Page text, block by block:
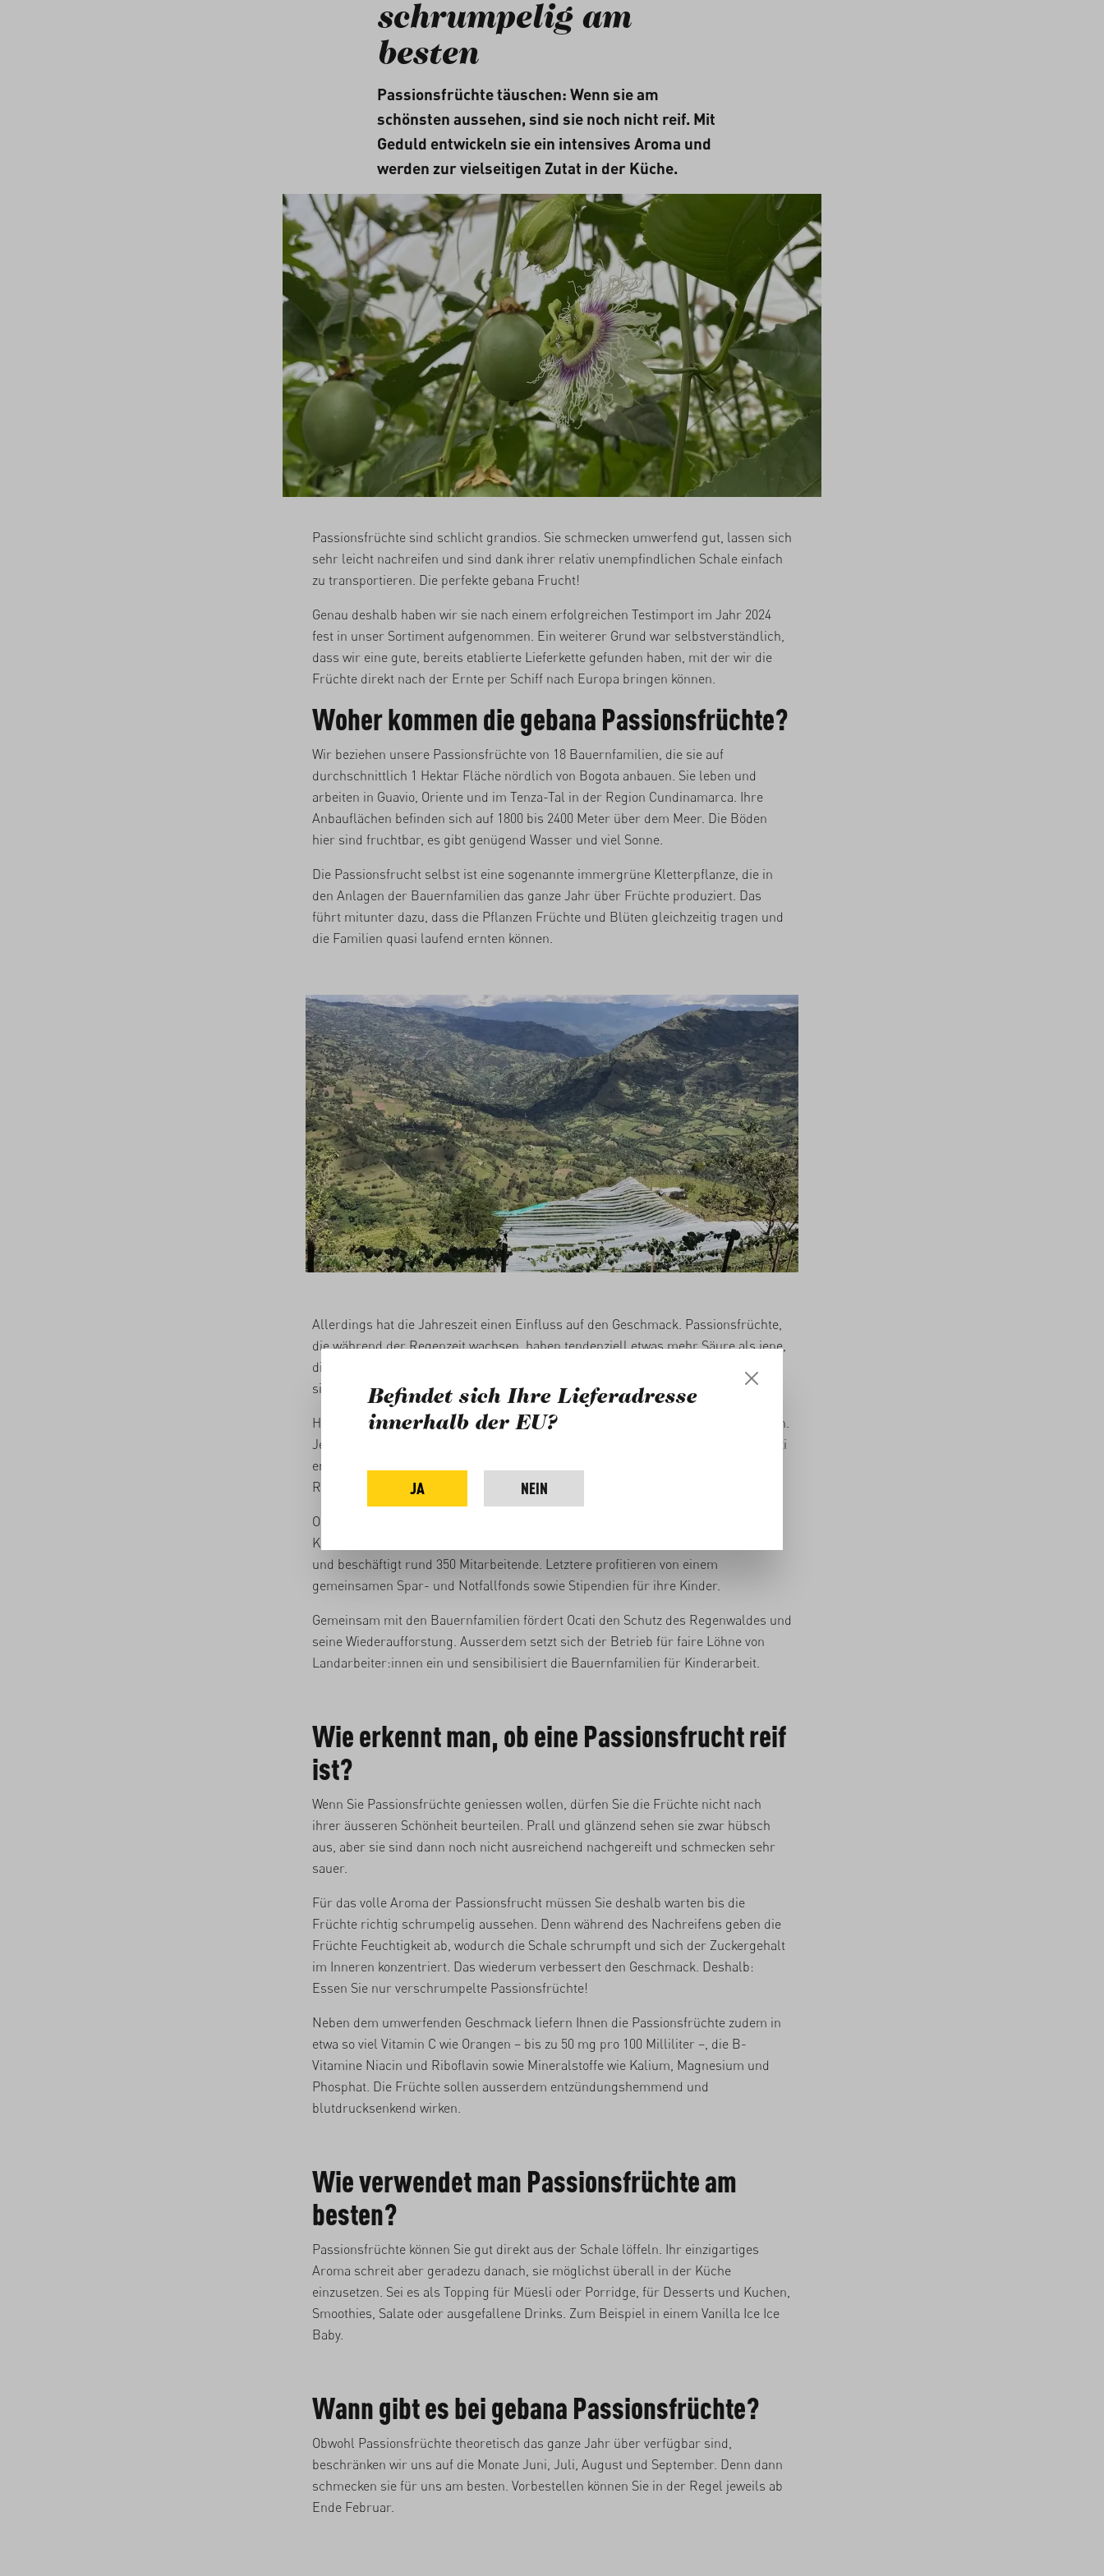
schrumpelig am
besten
Passionsfrüchte täuschen: Wenn sie am
schönsten aussehen, sind sie noch nicht reif. Mit
Geduld entwickeln sie ein intensives Aroma und
werden zur vielseitigen Zutat in der Küche.
Passionsfrüchte sind schlicht grandios. Sie schmecken umwerfend gut, lassen sich
sehr leicht nachreifen und sind dank ihrer relativ unempfindlichen Schale einfach
zu transportieren. Die perfekte gebana Frucht!
Genau deshalb haben wir sie nach einem erfolgreichen Testimport im Jahr 2024
fest in unser Sortiment aufgenommen. Ein weiterer Grund war selbstverständlich,
dass wir eine gute, bereits etablierte Lieferkette gefunden haben, mit der wir die
Früchte direkt nach der Ernte per Schiff nach Europa bringen können.
Woher kommen die gebana Passionsfrüchte?
Wir beziehen unsere Passionsfrüchte von 18 Bauernfamilien, die sie auf
durchschnittlich 1 Hektar Fläche nördlich von Bogota anbauen. Sie leben und
arbeiten in Guavio, Oriente und im Tenza-Tal in der Region Cundinamarca. Ihre
Anbauflächen befinden sich auf 1800 bis 2400 Meter über dem Meer. Die Böden
hier sind fruchtbar, es gibt genügend Wasser und viel Sonne.
Die Passionsfrucht selbst ist eine sogenannte immergrüne Kletterpflanze, die in
den Anlagen der Bauernfamilien das ganze Jahr über Früchte produziert. Das
führt mitunter dazu, dass die Pflanzen Früchte und Blüten gleichzeitig tragen und
die Familien quasi laufend ernten können.
Allerdings hat die Jahreszeit einen Einfluss auf den Geschmack. Passionsfrüchte,
die während der Regenzeit wachsen, haben tendenziell etwas mehr Säure als jene,
die während der Trockenzeit ausgiebig Sonne tanken. Die Bauernfamilien machen
sich das zu Nutze, um die Passionsfrüchte gezielt zu vermarkten.
Hierzu arbeiten sie eng mit dem Export- und Verpackungsbetrieb Ocati zusammen.
Je nach Absatzmarkt sind andere Früchte gefragt, wie uns Daniela Vesga von Ocati
erklärt. So wie in unserem Fall: Wir erhalten Früchte, die zwischen den beiden
Regenzeiten wachsen und somit eher süss statt sauer schmecken.
Ocati hat sich seit den 1980er Jahren zu einer Vorreiterin für Bio-Früchte in
Kolumbien entwickelt. Heute arbeitet sie mit über 500 Bauernfamilien zusammen
und beschäftigt rund 350 Mitarbeitende. Letztere profitieren von einem
gemeinsamen Spar- und Notfallfonds sowie Stipendien für ihre Kinder.
Gemeinsam mit den Bauernfamilien fördert Ocati den Schutz des Regenwaldes und
seine Wiederaufforstung. Ausserdem setzt sich der Betrieb für faire Löhne von
Landarbeiter:innen ein und sensibilisiert die Bauernfamilien für Kinderarbeit.
Wie erkennt man, ob eine Passionsfrucht reif
ist?
Wenn Sie Passionsfrüchte geniessen wollen, dürfen Sie die Früchte nicht nach
ihrer äusseren Schönheit beurteilen. Prall und glänzend sehen sie zwar hübsch
aus, aber sie sind dann noch nicht ausreichend nachgereift und schmecken sehr
sauer.
Für das volle Aroma der Passionsfrucht müssen Sie deshalb warten bis die
Früchte richtig schrumpelig aussehen. Denn während des Nachreifens geben die
Früchte Feuchtigkeit ab, wodurch die Schale schrumpft und sich der Zuckergehalt
im Inneren konzentriert. Das wiederum verbessert den Geschmack. Deshalb:
Essen Sie nur verschrumpelte Passionsfrüchte!
Neben dem umwerfenden Geschmack liefern Ihnen die Passionsfrüchte zudem in
etwa so viel Vitamin C wie Orangen – bis zu 50 mg pro 100 Milliliter –, die B-
Vitamine Niacin und Riboflavin sowie Mineralstoffe wie Kalium, Magnesium und
Phosphat. Die Früchte sollen ausserdem entzündungshemmend und
blutdrucksenkend wirken.
Wie verwendet man Passionsfrüchte am
besten?
Passionsfrüchte können Sie gut direkt aus der Schale löffeln. Ihr einzigartiges
Aroma schreit aber geradezu danach, sie möglichst überall in der Küche
einzusetzen. Sei es als Topping für Müesli oder Porridge, für Desserts und Kuchen,
Smoothies, Salate oder ausgefallene Drinks. Zum Beispiel in einem Vanilla Ice Ice
Baby.
Wann gibt es bei gebana Passionsfrüchte?
Obwohl Passionsfrüchte theoretisch das ganze Jahr über verfügbar sind,
beschränken wir uns auf die Monate Juni, Juli, August und September. Denn dann
schmecken sie für uns am besten. Vorbestellen können Sie in der Regel jeweils ab
Ende Februar.
Befindet sich Ihre Lieferadresse
innerhalb der EU?
JA NEIN